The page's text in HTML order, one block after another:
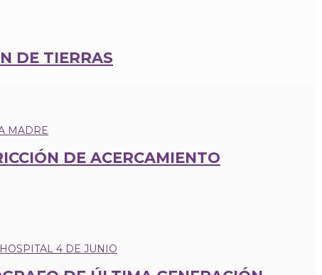
DE TIERRAS
DE ACERCAMIENTO